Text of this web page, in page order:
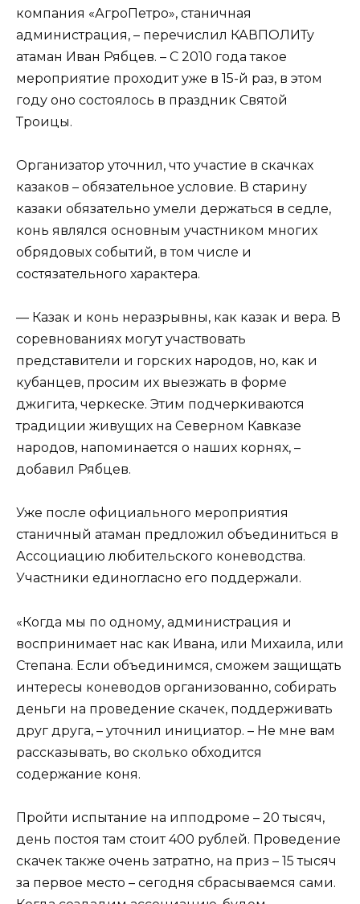
компания «АгроПетро», станичная
администрация, – перечислил КАВПОЛИТу
атаман Иван Рябцев. – С 2010 года такое
мероприятие проходит уже в 15-й раз, в этом
году оно состоялось в праздник Святой
Троицы.
Организатор уточнил, что участие в скачках
казаков – обязательное условие. В старину
казаки обязательно умели держаться в седле,
конь являлся основным участником многих
обрядовых событий, в том числе и
состязательного характера.
— Казак и конь неразрывны, как казак и вера. В
соревнованиях могут участвовать
представители и горских народов, но, как и
кубанцев, просим их выезжать в форме
джигита, черкеске. Этим подчеркиваются
традиции живущих на Северном Кавказе
народов, напоминается о наших корнях, –
добавил Рябцев.
Уже после официального мероприятия
станичный атаман предложил объединиться в
Ассоциацию любительского коневодства.
Участники единогласно его поддержали.
«Когда мы по одному, администрация и
воспринимает нас как Ивана, или Михаила, или
Степана. Если объединимся, сможем защищать
интересы коневодов организованно, собирать
деньги на проведение скачек, поддерживать
друг друга, – уточнил инициатор. – Не мне вам
рассказывать, во сколько обходится
содержание коня.
Пройти испытание на ипподроме – 20 тысяч,
день постоя там стоит 400 рублей. Проведение
скачек также очень затратно, на приз – 15 тысяч
за первое место – сегодня сбрасываемся сами.